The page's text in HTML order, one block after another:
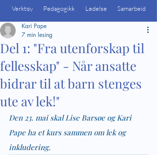
Verktøy Pedagogikk Ledelse Samarbeid
Del 1: "Fra utenforskap til
fellesskap" - Når ansatte
bidrar til at barn stenges
ute av lek!"
Kari Pape
7 min lesing
Den 23. mai skal Lise Barsøe og Kari
Pape ha et kurs sammen om lek og
inkludering.